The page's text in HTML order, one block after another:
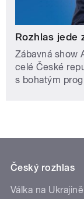
Rozhlas jede
Zábavná show
celé České
s bohatým
Český rozhlas
Válka na Ukrajině